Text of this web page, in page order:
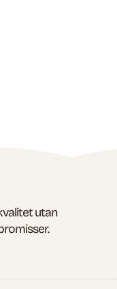
utan